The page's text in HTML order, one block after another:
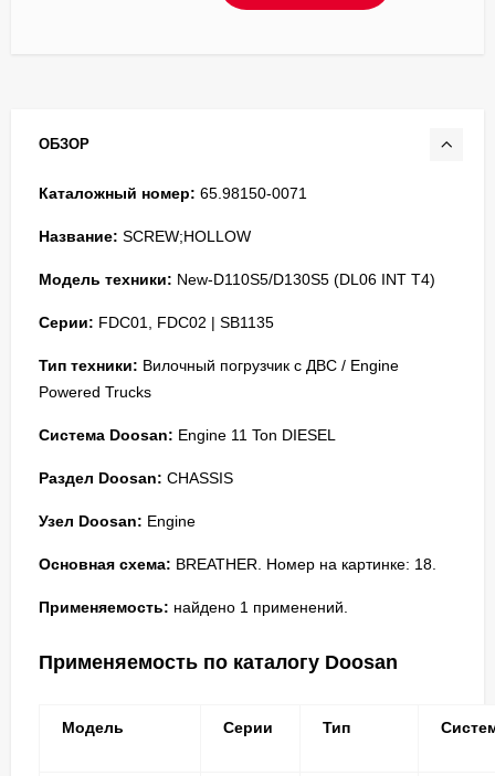
ОБЗОР
Каталожный номер: 65.98150-0071
Название: SCREW;HOLLOW
Модель техники: New-D110S5/D130S5 (DL06 INT T4)
Серии: FDC01, FDC02 | SB1135
Тип техники: Вилочный погрузчик с ДВС / Engine
Powered Trucks
Система Doosan: Engine 11 Ton DIESEL
Раздел Doosan: CHASSIS
Узел Doosan: Engine
Основная схема: BREATHER. Номер на картинке: 18.
Применяемость: найдено 1 применений.
Применяемость по каталогу Doosan
Модель Серии Тип